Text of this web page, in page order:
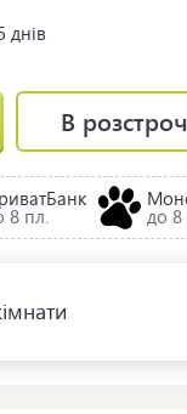
днів
В
8 пл. до 8